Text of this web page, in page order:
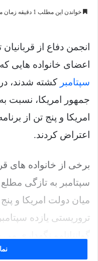
خواندن این مطلب 1 دقیقه زمان میبرد
اعضای خانواده هایی که
سپتامبر کشته شدند،
جمهور امریکا، نسبت
امریکا و پنج تن از
اعتراض کردند.
برخی از خانواده های
سپتامبر به تازگی
میان دولت امریکا و
تروریستی یازده